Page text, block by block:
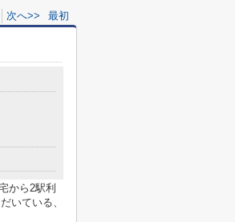
次へ>> 最初
から2駅利
いている、